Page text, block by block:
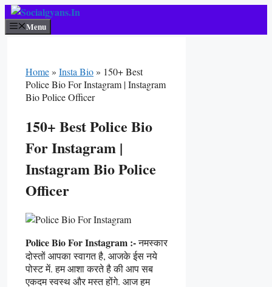
Skip
To
Content
Menu
Home» Insta Bio» 150+ Best
Police Bio For Instagram | Instagram
Bio Police Officer
150+ Best Police Bio
For Instagram |
Instagram Bio Police
Officer
Police Bio For Instagram :-नमस्कार
दोस्तों आपका स्वागत है, आजके ईस नये
पोस्ट में. हम आशा करते है की आप सब
एकदम स्वस्थ और मस्त होंगे. आज हम